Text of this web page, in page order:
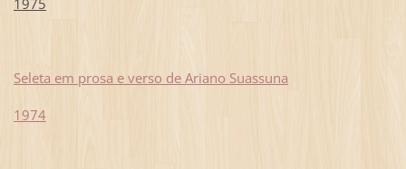
1975
Seleta em prosa e verso de Ariano Suassuna
1974